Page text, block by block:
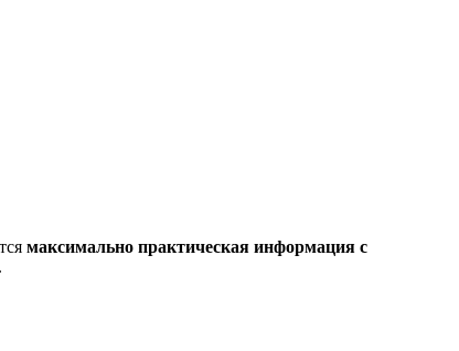
максимально практическая информация с